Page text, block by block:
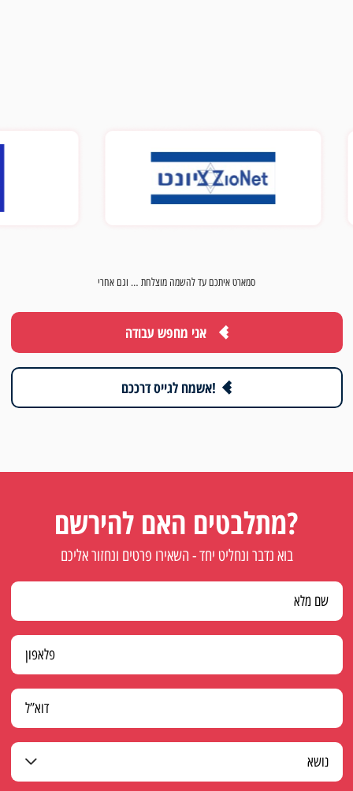
סמארט איתכם עד להשמה מוצלחת … וגם אחרי
אני מחפש עבודה
אשמח לגייס דרככם!
מתלבטים האם להירשם?
בוא נדבר ונחליט יחד - השאירו פרטים ונחזור אליכם